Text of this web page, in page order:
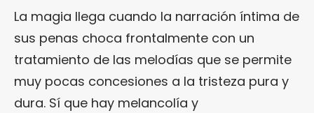
La magia llega cuando la narración íntima de
sus penas choca frontalmente con un
tratamiento de las melodías que se permite
muy pocas concesiones a la tristeza pura y
dura. Sí que hay melancolía y